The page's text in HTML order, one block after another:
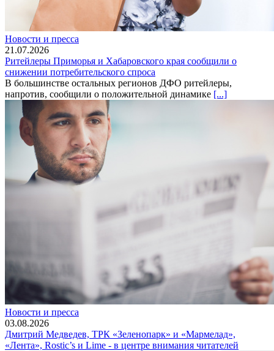
Новости и пресса
21.07.2026
Ритейлеры Приморья и Хабаровского края сообщили о
снижении потребительского спроса
В большинстве остальных регионов ДФО ритейлеры,
напротив, сообщили о положительной динамике [...]
Новости и пресса
03.08.2026
Дмитрий Медведев, ТРК «Зеленопарк» и «Мармелад»,
«Лента», Rostic’s и Lime - в центре внимания читателей